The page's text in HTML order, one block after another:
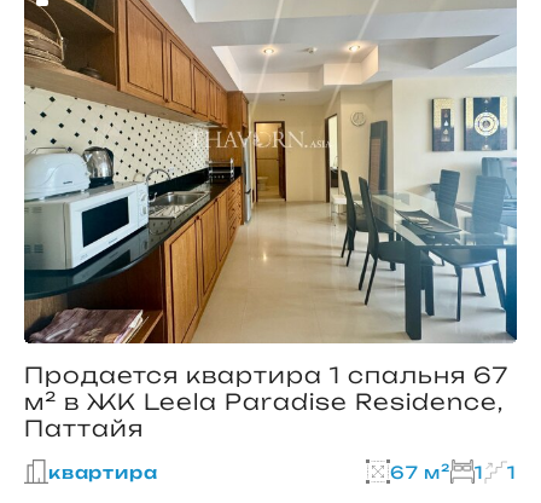
Продается квартира 1 спальня 67
м² в ЖК Leela Paradise Residence,
Паттайя
квартира 67 м² 1 1